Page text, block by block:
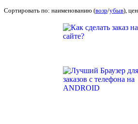
Сортировать по: наименованию (возр/убыв),